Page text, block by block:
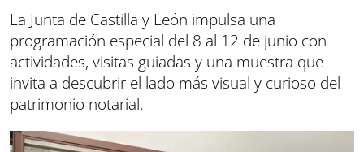
La Junta de Castilla y León impulsa una
programación especial del 8 al 12 de junio con
actividades, visitas guiadas y una muestra que
invita a descubrir el lado más visual y curioso del
patrimonio notarial.